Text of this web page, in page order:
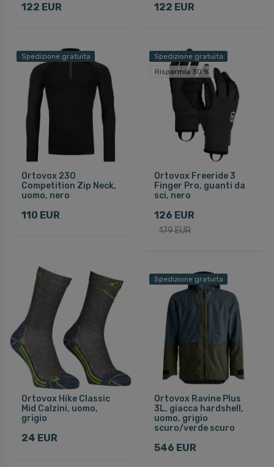
122 EUR 122 EUR
Spedizione gratuita
Ortovox 230
Competition Zip Neck,
uomo, nero
110 EUR
Spedizione gratuita
Risparmia 30 %
Ortovox Freeride 3
Finger Pro, guanti da
sci, nero
126 EUR
179 EUR
Ortovox Hike Classic
Mid Calzini, uomo,
grigio
24 EUR
Spedizione gratuita
Ortovox Ravine Plus
3L, giacca hardshell,
uomo, grigio
scuro/verde scuro
546 EUR